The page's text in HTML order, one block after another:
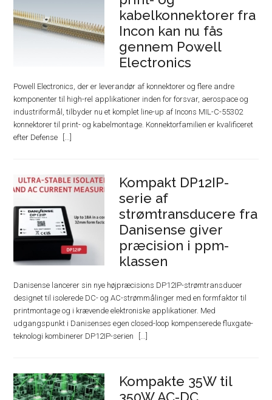
kabelkonnektorer fra
Incon kan nu fås
gennem Powell
Electronics
Powell Electronics, der er leverandør af konnektorer og flere andre
komponenter til high-rel applikationer inden for forsvar, aerospace og
industriformål, tilbyder nu et komplet line-up af Incons MIL-C-55302
konnektorer til print- og kabelmontage. Konnektorfamilien er kvalificeret
efter Defense
Kompakt DP12IP-
serie af
strømtransducere fra
Danisense giver
præcision i ppm-
klassen
Danisense lancerer sin nye højpræcisions DP12IP-strømtransducer
designet til isolerede DC- og AC-strømmålinger med en formfaktor til
printmontage og i krævende elektroniske applikationer. Med
udgangspunkt i Danisenses egen closed-loop kompenserede fluxgate-
teknologi kombinerer DP12IP-serien
Kompakte 35W til